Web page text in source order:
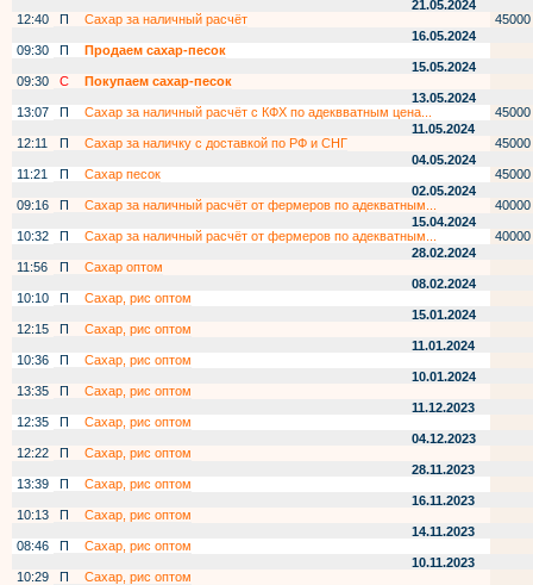
21.05.2024
12:40
П Сахар за наличный расчёт
45000
16.05.2024
09:30
П
Продаем сахар-песок
15.05.2024
09:30
С
Покупаем сахар-песок
13.05.2024
13:07
П Сахар за наличный расчёт с КФХ по адеквватным цена...
45000
11.05.2024
12:11
П Сахар за наличку с доставкой по РФ и СНГ
45000
04.05.2024
11:21
П Сахар песок
45000
02.05.2024
09:16
П Сахар за наличный расчёт от фермеров по адекватным...
40000
15.04.2024
10:32
П Сахар за наличный расчёт от фермеров по адекватным...
40000
28.02.2024
11:56
П
Сахар оптом
08.02.2024
10:10
П
Сахар, рис оптом
15.01.2024
12:15
П
Сахар, рис оптом
11.01.2024
10:36
П
Сахар, рис оптом
10.01.2024
13:35
П
Сахар, рис оптом
11.12.2023
12:35
П
Сахар, рис оптом
04.12.2023
12:22
П
Сахар, рис оптом
28.11.2023
13:39
П
Сахар, рис оптом
16.11.2023
10:13
П
Сахар, рис оптом
14.11.2023
08:46
П
Сахар, рис оптом
10.11.2023
10:29
П
Сахар, рис оптом